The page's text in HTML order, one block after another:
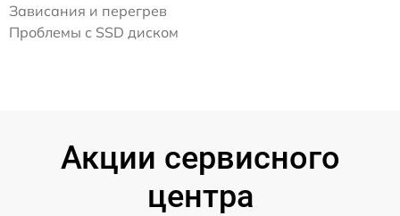
Зависания и перегрев
Проблемы с SSD диском
Акции сервисного
центра